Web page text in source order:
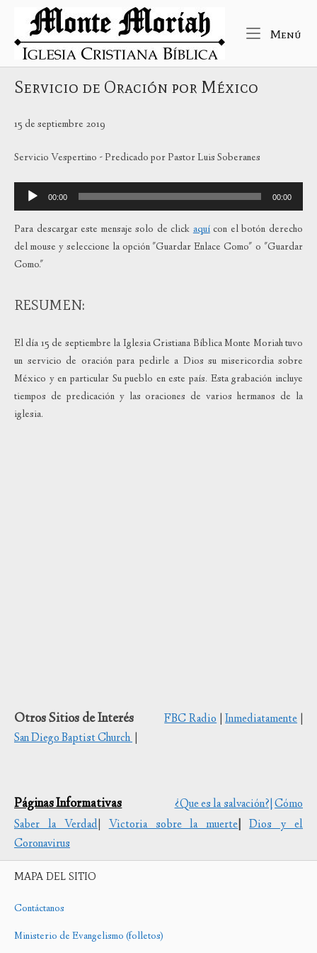
contenido
Inicio
Menú
Servicio de Oración por México
15 de septiembre 2019
Servicio Vespertino - Predicado por Pastor Luis Soberanes
Reproductor
de
audio
00:00 00:00
Para descargar este mensaje solo de clickaquícon el botón derecho
del mouse y seleccione la opción "Guardar Enlace Como" o "Guardar
Como."
RESUMEN:
El día 15 de septiembre la Iglesia Cristiana Bíblica Monte Moriah tuvo
un servicio de oración para pedirle a Dios su misericordia sobre
México y en particular Su pueblo en este país. Esta grabación incluye
tiempos de predicación y las oraciones de varios hermanos de la
iglesia.
Otros Sitios de Interés FBC Radio|Inmediatamente
San Diego Baptist Church
Páginas Informativas ¿Que es la salvación?|Cómo
Saber la Verdad|Victoria sobre la muerte|
Dios y el
Coronavirus
MAPA DEL SITIO
Contáctanos
Ministerio de Evangelismo (folletos)